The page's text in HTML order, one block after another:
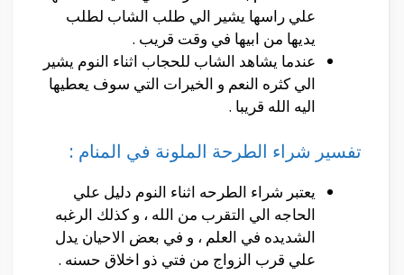
علي راسها يشير الي طلب الشاب لطلب
يديها من ابيها في وقت قريب .
عندما يشاهد الشاب للحجاب اثناء النوم يشير
الي كثره النعم و الخيرات التي سوف يعطيها
اليه الله قريبا .
تفسير شراء الطرحة الملونة في المنام :
يعتبر شراء الطرحه اثناء النوم دليل علي
الحاجه الي التقرب من الله ، و كذلك الرغبه
الشديده في العلم ، و في بعض الاحيان يدل
علي قرب الزواج من فتي ذو اخلاق حسنه .